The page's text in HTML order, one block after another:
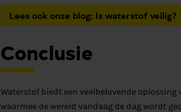
Lees ook onze blog: Is waterstof veilig?
Conclusie
Waterstof biedt een veelbelovende
waarmee de wereld vandaag de dag wordt